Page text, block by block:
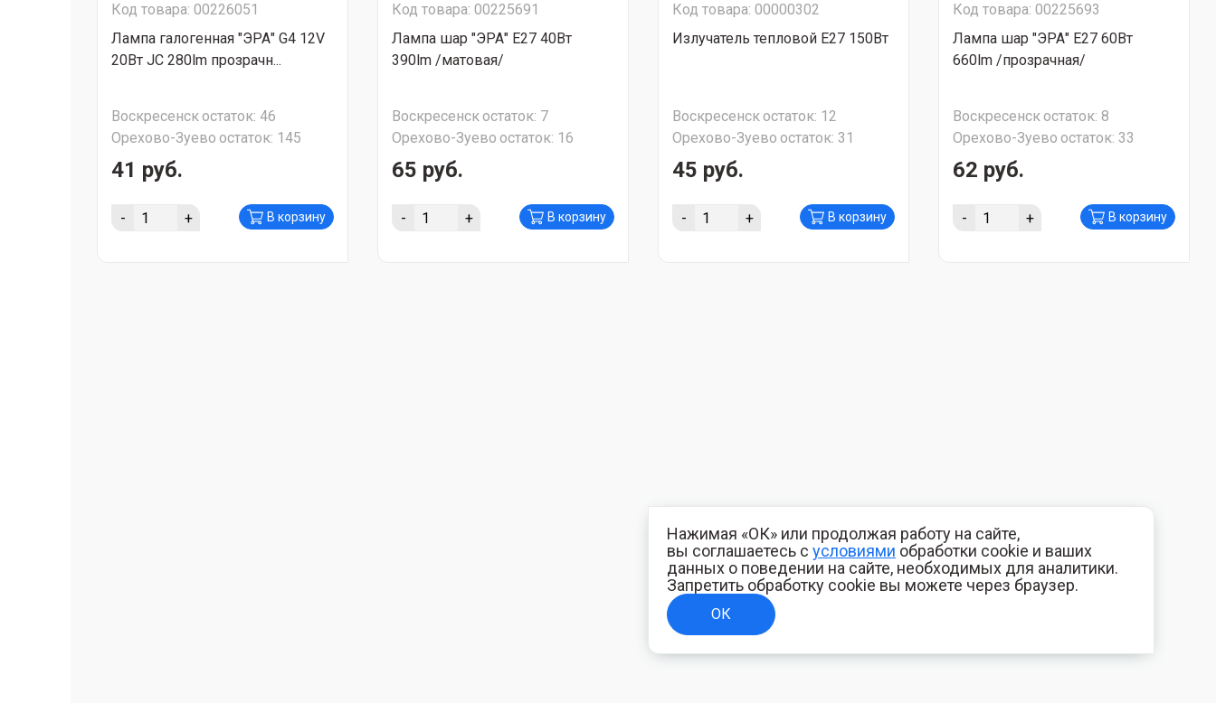
Код товара: 00226051
Лампа галогенная "ЭРА" G4 12V
20Вт JC 280lm прозрачн...
Воскресенскостаток: 46
Орехово-Зуево остаток: 145
41 руб.
- + В корзину
Код товара: 00225691
Лампа шар "ЭРА" Е27 40Вт
390lm /матовая/
Воскресенскостаток: 7
Орехово-Зуево остаток: 16
65 руб.
- + В корзину
Код товара: 00000302
Излучатель тепловой Е27 150Вт
Воскресенскостаток: 12
Орехово-Зуево остаток: 31
45 руб.
- + В корзину
Код товара: 00225693
Лампа шар "ЭРА" Е27 60Вт
660lm /прозрачная/
Воскресенскостаток: 8
Орехово-Зуево остаток: 33
62 руб.
- + В корзину
Нажимая «ОК» или продолжая работу на сайте,
вы соглашаетесь с условиями обработки cookie и ваших
данных о поведении на сайте, необходимых для аналитики.
Запретить обработку cookie вы можете через браузер.
ОК